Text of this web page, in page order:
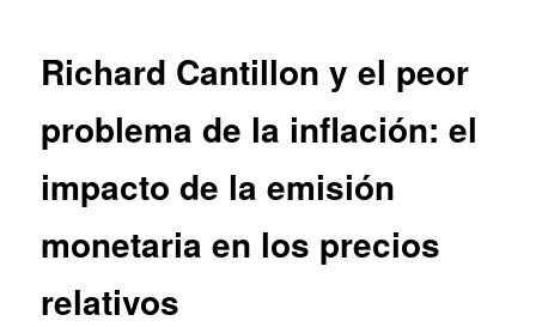
Richard Cantillon y el peor
problema de la inflación: el
impacto de la emisión
monetaria en los precios
relativos